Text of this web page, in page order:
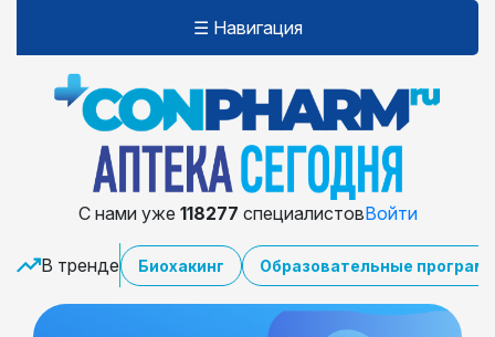
☰ Навигация
С нами уже 118277 специалистовВойти
В тренде Биохакинг Образовательные